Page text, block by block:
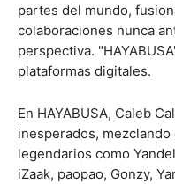
partes del mundo,
colaboraciones nunca
perspectiva.
plataformas digitales.
En HAYABUSA, Caleb
inesperados,
legendarios como
iZaak, paopao, Gonzy,